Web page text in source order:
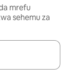
mrefu
sehemu za
kutumia vitufe vya